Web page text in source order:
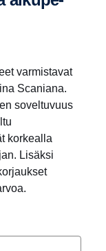
varmistavat
Scaniana.
soveltuvuus
korkealla
Lisäksi